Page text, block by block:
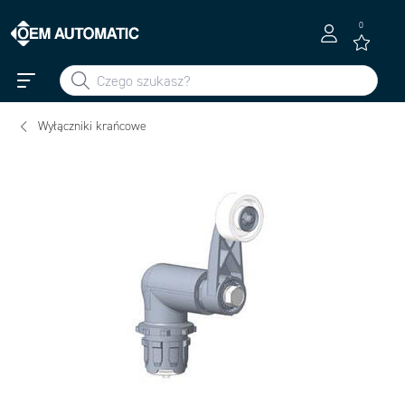
0
Wyłączniki krańcowe